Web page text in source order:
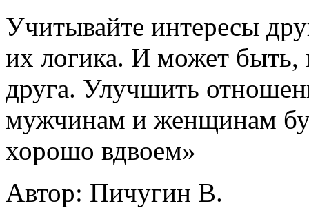
Учитывайте интересы
их логика. И может
друга. Улучшить
мужчинам и женщинам
хорошо вдвоем»
Автор: Пичугин В.